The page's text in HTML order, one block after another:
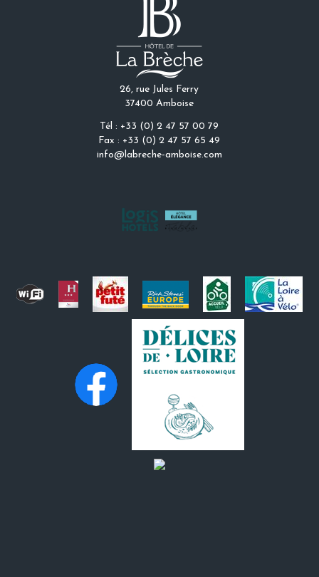
26, rue Jules Ferry
37400 Amboise
Tél : +33 (0) 2 47 57 00 79
Fax : +33 (0) 2 47 57 65 49
info@labreche-amboise.com